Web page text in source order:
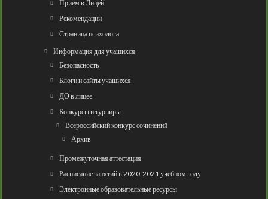
Приём в Лицей
Рекомендации
Страница психолога
Информация для учащихся
Безопасность
Блоги и сайты учащихся
ДО в лицее
Конкурсы и турниры
Всероссийский конкурс сочинений
Архив
Промежуточная аттестация
Расписание занятий в 2020-2021 учебном году
Электронные образовательные ресурсы